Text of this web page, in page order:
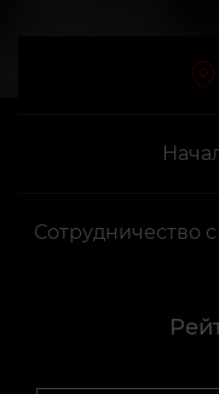
Сотрудничество